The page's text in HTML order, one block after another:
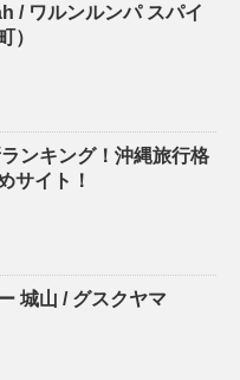
/ ワルンルンパ スパイ
）
ンキング！沖縄旅行格
サイト！
城山 / グスクヤマ